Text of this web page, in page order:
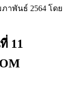
าพันธ์ 2564 โดย
11